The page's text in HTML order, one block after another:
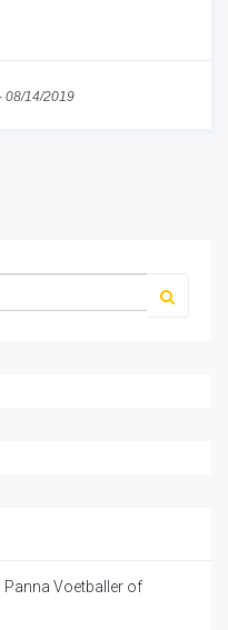
08/14/2019
Panna Voetballer of